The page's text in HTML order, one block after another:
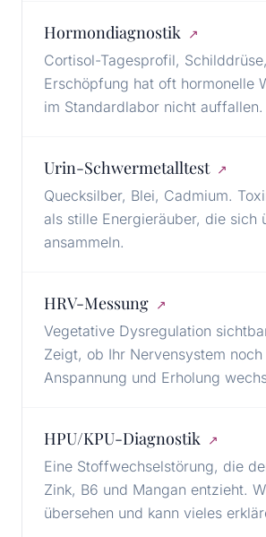
Hormondiagnostik ↗
Cortisol-Tagesprofil,
Erschöpfung hat oft hormonelle
im Standardlabor nicht auffallen.
Urin-Schwermetalltest ↗
Quecksilber, Blei, Cadmium.
als stille Energieräuber, die sich
ansammeln.
HRV-Messung ↗
Vegetative Dysregulation
Zeigt, ob Ihr Nervensystem
Anspannung und Erholung
HPU/KPU-Diagnostik ↗
Eine Stoffwechselstörung, die
Zink, B6 und Mangan entzieht.
übersehen und kann vieles